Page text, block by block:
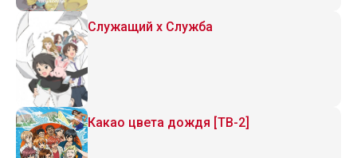
Служащий x Служба
Какао цвета дождя [ТВ-2]